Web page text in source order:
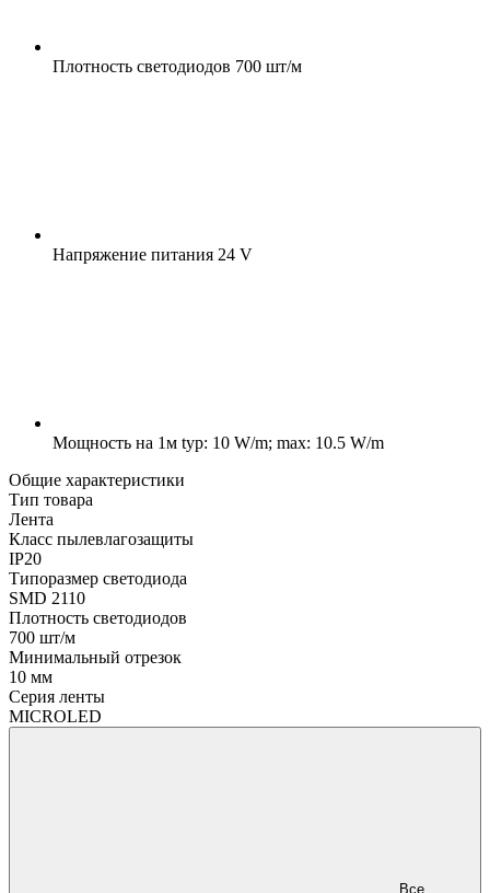
Плотность светодиодов 700 шт/м
Напряжение питания 24 V
Мощность на 1м typ: 10 W/m; max: 10.5 W/m
Общие характеристики
Тип товара
Лента
Класс пылевлагозащиты
IP20
Типоразмер светодиода
SMD 2110
Плотность светодиодов
700 шт/м
Минимальный отрезок
10 мм
Серия ленты
MICROLED